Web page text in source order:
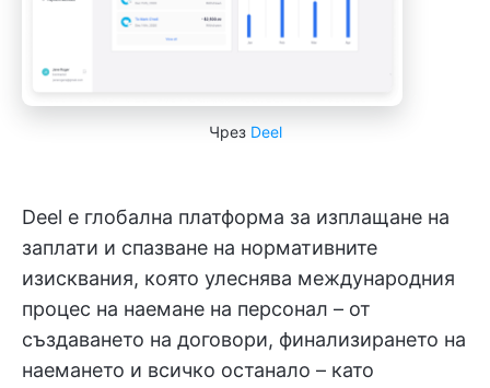
Чрез Deel
Deel е глобална платформа за изплащане на
заплати и спазване на нормативните
изисквания, която улеснява международния
процес на наемане на персонал – от
създаването на договори, финализирането на
наемането и всичко останало – като